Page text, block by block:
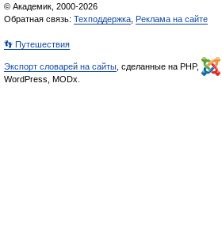
© Академик, 2000-2026
Обратная связь: Техподдержка Реклама на сайте
👣 Путешествия
Экспорт словарей на сайты , сделанные на PHP,
WordPress, MODx.